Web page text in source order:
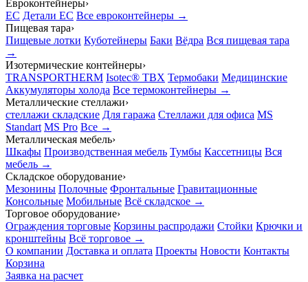
Евроконтейнеры›
EC Детали EC Все евроконтейнеры →
Пищевая тара›
Пищевые лотки Куботейнеры Баки Вёдра Вся пищевая тара
→
Изотермические контейнеры›
TRANSPORTHERM Isotec® TBX Термобаки Медицинские
Аккумуляторы холода Все термоконтейнеры →
Металлические стеллажи›
стеллажи складские Для гаража Стеллажи для офиса MS
Standart MS Pro Все →
Металлическая мебель›
Шкафы Производственная мебель Тумбы Кассетницы Вся
мебель →
Складское оборудование›
Мезонины Полочные Фронтальные Гравитационные
Консольные Мобильные Всё складское →
Торговое оборудование›
Ограждения торговые Корзины распродажи Стойки Крючки и
кронштейны Всё торговое →
О компании Доставка и оплата Проекты Новости Контакты
Корзина
Заявка на расчет